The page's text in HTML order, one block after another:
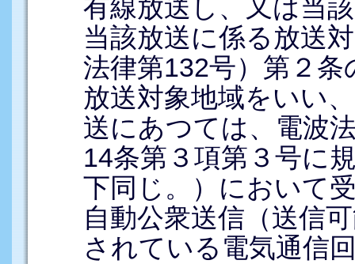
有線放送し、又は当
当該放送に係る放送
法律第132号）第２
放送対象地域をいい
送にあつては、電波
14条第３項第３号に
下同じ。）において
自動公衆送信（送信
されている電気通信